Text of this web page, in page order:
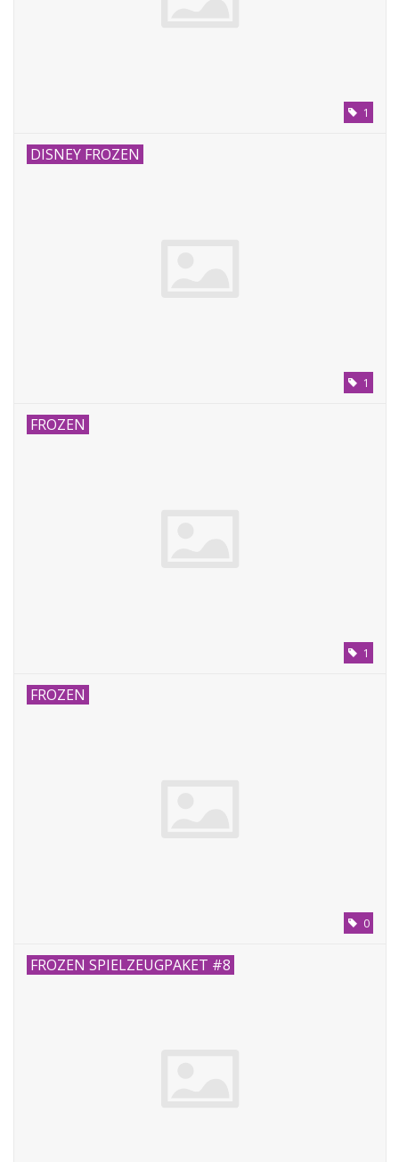
1
DISNEY FROZEN
1
FROZEN
1
FROZEN
0
FROZEN SPIELZEUGPAKET #8